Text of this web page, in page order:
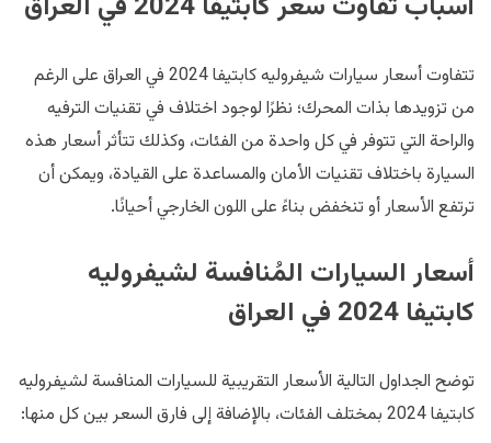
تتفاوت أسعار سيارات شيفروليه كابتيفا 2024 في العراق على الرغم
من تزويدها بذات المحرك؛ نظرًا لوجود اختلاف في تقنيات الترفيه
والراحة التي تتوفر في كل واحدة من الفئات، وكذلك تتأثر أسعار هذه
السيارة باختلاف تقنيات الأمان والمساعدة على القيادة، ويمكن أن
ترتفع الأسعار أو تنخفض بناءً على اللون الخارجي أحيانًا.
أسعار السيارات المُنافسة لشيفروليه
كابتيفا 2024 في العراق
توضح الجداول التالية الأسعار التقريبية للسيارات المنافسة لشيفروليه
كابتيفا 2024 بمختلف الفئات، بالإضافة إلى فارق السعر بين كل منها: